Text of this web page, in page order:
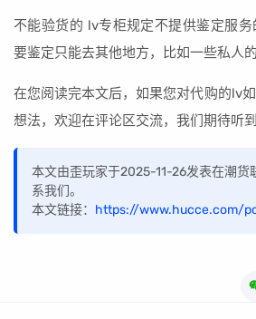
不能验货的 lv专柜规定不提供鉴定服务
要鉴定只能去其他地方，比如一些私人
在您阅读完本文后，如果您对代购的lv
想法，欢迎在评论区交流，我们期待听到
本文由歪玩家于2025-11-26发表在潮货
系我们。
本文链接： https://www.hucce.com/